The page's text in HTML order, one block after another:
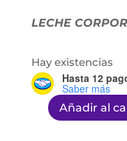
LECHE
Hay existencias
Hasta 12
Saber más
ACM
Añadir al